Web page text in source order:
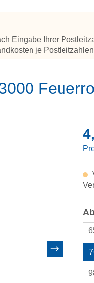
Eingabe Ihrer
je